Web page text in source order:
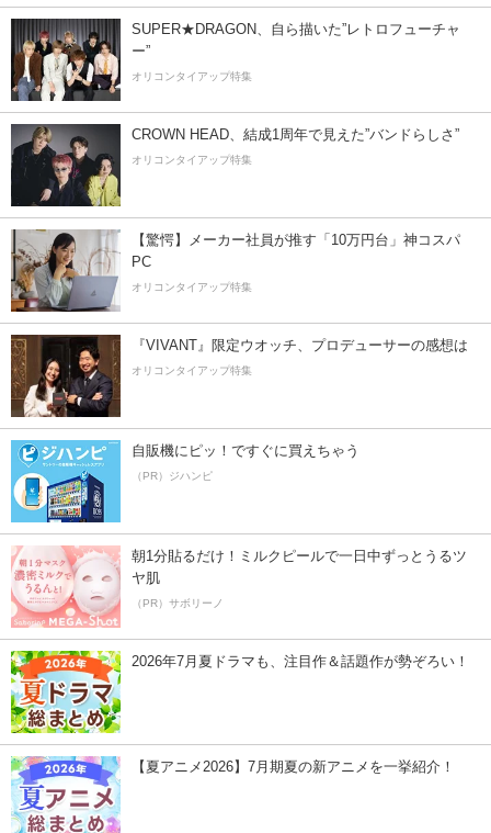
SUPER★DRAGON、自ら描いた”レトロフューチャ
ー”
オリコンタイアップ特集
CROWN HEAD、結成1周年で見えた”バンドらしさ”
オリコンタイアップ特集
【驚愕】メーカー社員が推す「10万円台」神コスパ
PC
オリコンタイアップ特集
『VIVANT』限定ウオッチ、プロデューサーの感想は
オリコンタイアップ特集
自販機にピッ！ですぐに買えちゃう
（PR）ジハンピ
朝1分貼るだけ！ミルクピールで一日中ずっとうるツ
ヤ肌
（PR）サボリーノ
2026年7月夏ドラマも、注目作＆話題作が勢ぞろい！
【夏アニメ2026】7月期夏の新アニメを一挙紹介！